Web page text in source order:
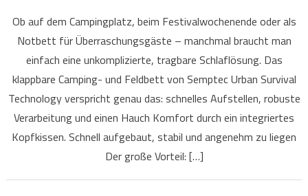
Ob auf dem Campingplatz, beim Festivalwochenende oder als
Notbett für Überraschungsgäste – manchmal braucht man
einfach eine unkomplizierte, tragbare Schlaflösung. Das
klappbare Camping- und Feldbett von Semptec Urban Survival
Technology verspricht genau das: schnelles Aufstellen, robuste
Verarbeitung und einen Hauch Komfort durch ein integriertes
Kopfkissen. Schnell aufgebaut, stabil und angenehm zu liegen
Der große Vorteil: […]